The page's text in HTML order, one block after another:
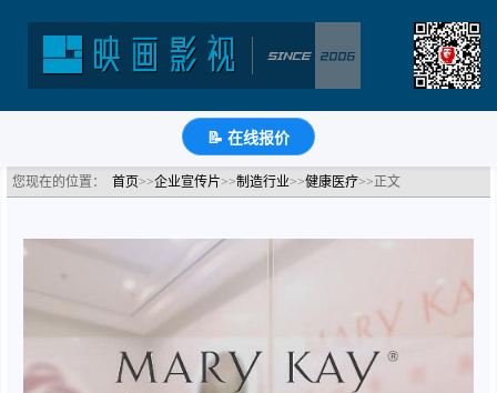
📝 在线报价
智能制造工厂宣传视频-玫琳凯-工厂流程视频
分类：健康医疗公司宣传片 浏览：3849次 更新时间： 2026-05-12
微 知
您现在的位置： 首页>>企业宣传片>>制造行业>>健康医疗>>正文